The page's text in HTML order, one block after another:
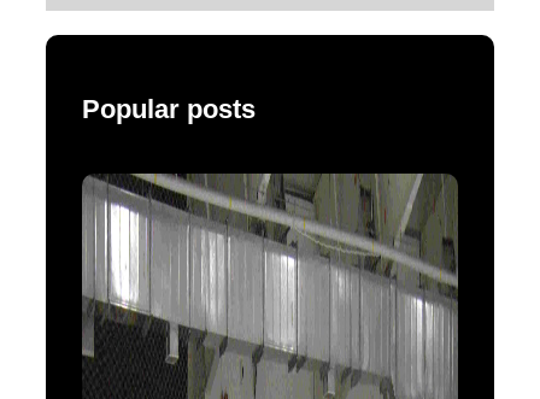
Popular posts